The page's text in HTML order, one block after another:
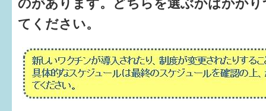
のがあります。どちらを選ぶかはかか
てください。